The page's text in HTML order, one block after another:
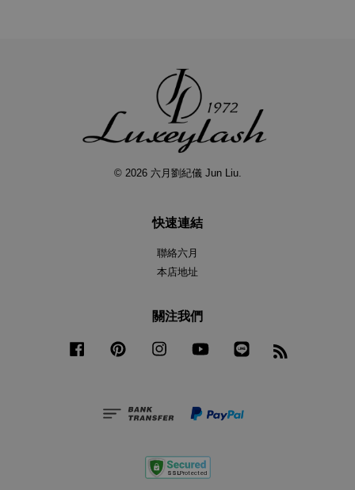
© 2026 六月劉紀儀 Jun Liu.
快速連結
聯絡六月
本店地址
關注我們
Facebook Pinterest Instagram YouTube